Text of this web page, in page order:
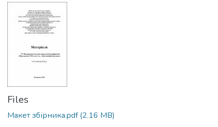
Files
Макет збірника.pdf(2.16 MB)